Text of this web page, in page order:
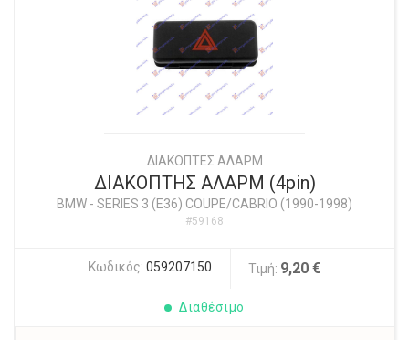
ΔΙΑΚΟΠΤΕΣ ΑΛΑΡΜ
ΔΙΑΚΟΠΤΗΣ ΑΛΑΡΜ (4pin)
BMW - SERIES 3 (E36) COUPE/CABRIO (1990-1998)
#59168
Κωδικός: 059207150 Τιμή: 9,20 €
Διαθέσιμο